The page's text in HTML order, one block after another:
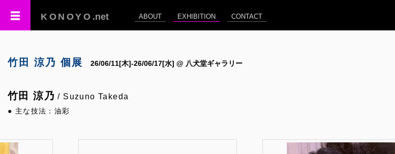
KONOYO .net ABOUT EXHIBITION CONTACT
竹田 涼乃 個展 26/06/11[木]-26/06/17[水] @ 八犬堂ギャラリー
竹田 涼乃 / Suzuno Takeda
● 主な技法：油彩